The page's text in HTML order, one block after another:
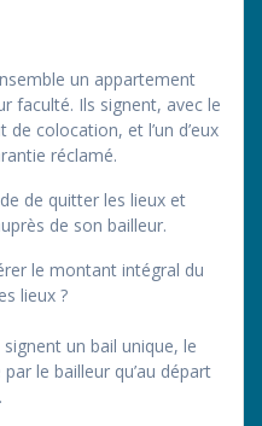
un appartement
faculté. Ils signent, avec le
colocation, et l’un d’eux
réclamé.
de quitter les lieux et
de son bailleur.
le montant intégral du
lieux ?
un bail unique, le
le bailleur qu’au départ